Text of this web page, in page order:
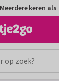
Meerdere keren